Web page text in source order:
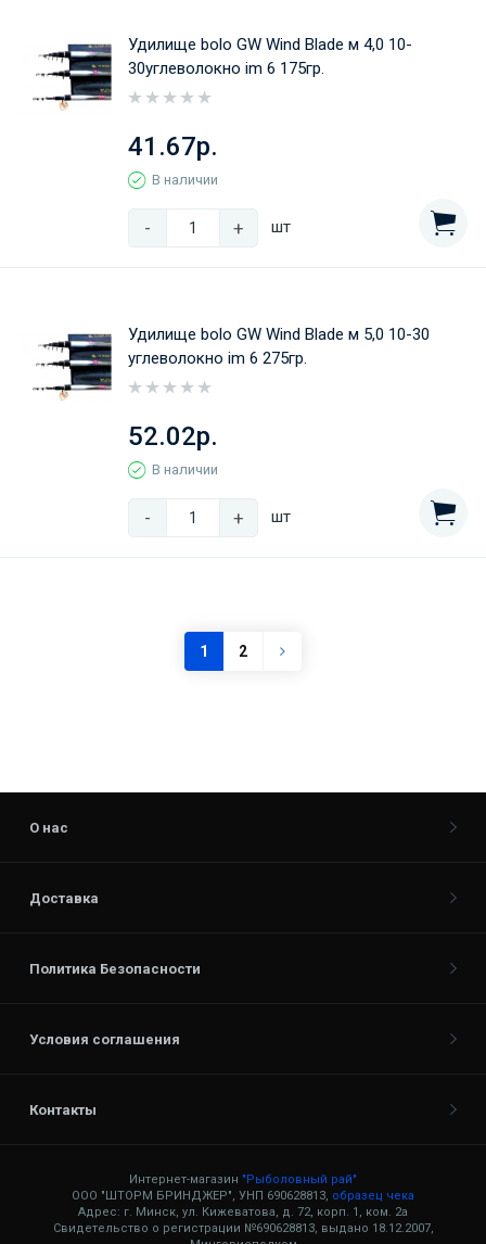
Удилище bolo GW Wind Blade м 4,0 10-
30углеволокно im 6 175гр.
41.67р.
В наличии
- + шт
Удилище bolo GW Wind Blade м 5,0 10-30
углеволокно im 6 275гр.
52.02р.
В наличии
- + шт
1 2
О нас
Доставка
Политика Безопасности
Условия соглашения
Контакты
Интернет-магазин "Рыболовный рай"
ООО "ШТОРМ БРИНДЖЕР", УНП 690628813, образец чека
Адрес: г. Минск, ул. Кижеватова, д. 72, корп. 1, ком. 2а
Свидетельство о регистрации №690628813, выдано 18.12.2007,